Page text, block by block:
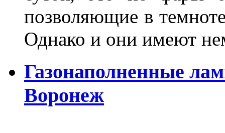
позволяющие в
Однако и они имеют
Газонаполненные
Воронеж